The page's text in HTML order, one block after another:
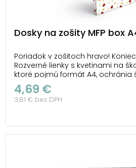
Dosky na zošity MFP box
Poriadok v zošitoch hravo!
Rozverné lienky s kvetinami na
ktoré pojmú formát A4, ochránia
pred ohnutými rohmi i
potiahnutý laminom zvládne
nasadenie a pružná gumička
4,69 €
3,81 € bez DPH